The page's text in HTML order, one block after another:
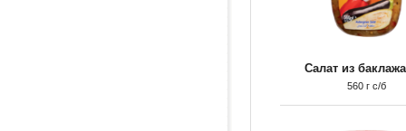
Салат из
560 г с/б